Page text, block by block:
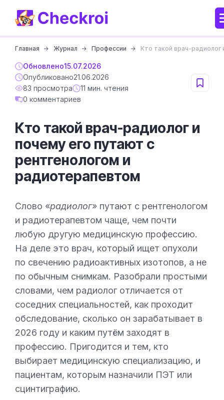
Главная Журнал Профессии Кто такой врач-
Обновлено15.07.2026
Опубликовано21.06.2026
83 просмотра
11 мин. чтения
0 комментариев
Кто такой врач-радиолог и
почему его путают с
рентгенологом и
радиотерапевтом
Слово «радиолог» путают с рентгенологом
и радиотерапевтом чаще, чем почти
любую другую медицинскую профессию.
На деле это врач, который ищет опухоли
по свечению радиоактивных изотопов, а не
по обычным снимкам. Разобрали простыми
словами, чем радиолог отличается от
соседних специальностей, как проходит
обследование, сколько он зарабатывает в
2026 году и каким путём заходят в
профессию. Пригодится и тем, кто
выбирает медицинскую специализацию, и
пациентам, которым назначили ПЭТ или
сцинтиграфию.